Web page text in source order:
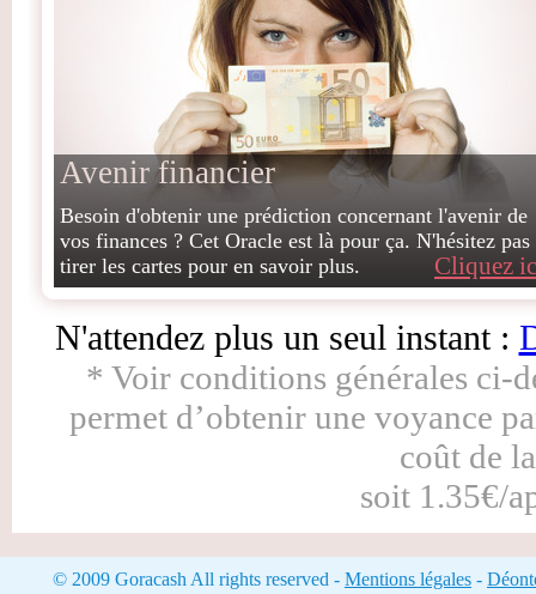
Avenir financier
Cliquez
Besoin d'obtenir une prédiction concernant l'avenir de
vos finances ? Cet Oracle est là pour ça. N'hésitez pas
tirer les cartes pour en savoir plus.
N'attendez plus un seul instant :
* Voir conditions générales ci-
permet d’obtenir une voyance
coût de
soit 1.35€/
© 2009 Goracash All rights reserved - Mentions légales -